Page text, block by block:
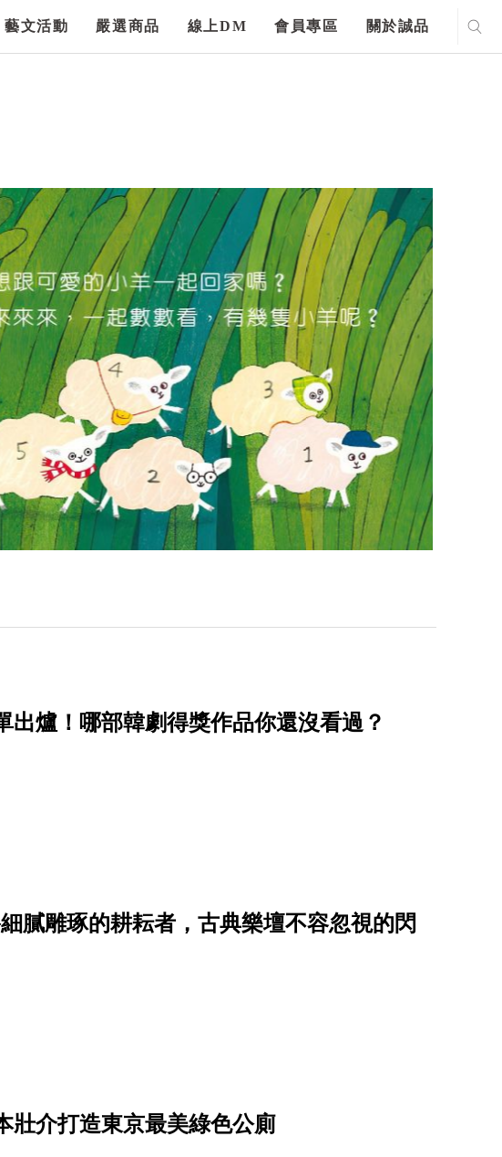
藝文活動 嚴選商品 線上DM 會員專區 關於誠品
出爐！哪部韓劇得獎作品你還沒看過？
膩雕琢的耕耘者，古典樂壇不容忽視的閃
壯介打造東京最美綠色公廁